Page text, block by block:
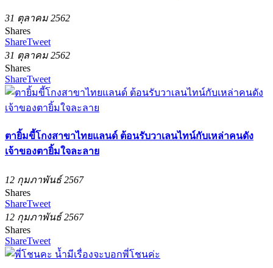
31 ตุลาคม 2562
Shares
ShareTweet
31 ตุลาคม 2562
Shares
ShareTweet
ตายิ้มขี้โกงสาขาไทยแลนด์ ต้อนรับวาเลนไทน์กับเหล่าคนดัง
เจ้าของตายิ้มใจละลาย
12 กุมภาพันธ์ 2567
Shares
ShareTweet
12 กุมภาพันธ์ 2567
Shares
ShareTweet